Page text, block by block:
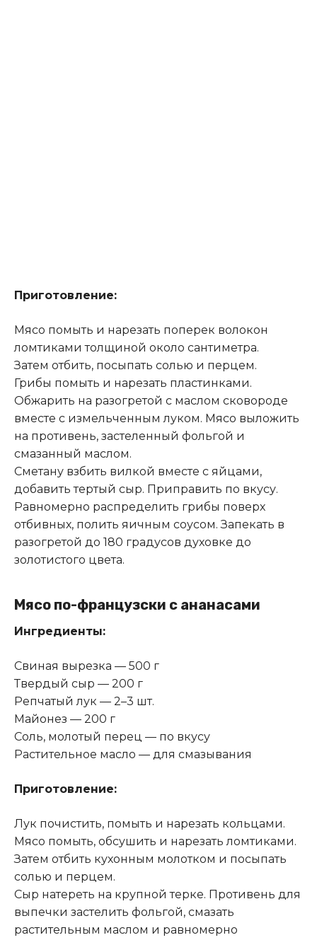
Приготовление:
Мясо помыть и нарезать поперек волокон
ломтиками толщиной около сантиметра.
Затем отбить, посыпать солью и перцем.
Грибы помыть и нарезать пластинками.
Обжарить на разогретой с маслом сковороде
вместе с измельченным луком. Мясо выложить
на противень, застеленный фольгой и
смазанный маслом.
Сметану взбить вилкой вместе с яйцами,
добавить тертый сыр. Приправить по вкусу.
Равномерно распределить грибы поверх
отбивных, полить яичным соусом. Запекать в
разогретой до 180 градусов духовке до
золотистого цвета.
Мясо по-французски с ананасами
Ингредиенты:
Свиная вырезка — 500 г
Твердый сыр — 200 г
Репчатый лук — 2–3 шт.
Майонез — 200 г
Соль, молотый перец — по вкусу
Растительное масло — для смазывания
Приготовление:
Лук почистить, помыть и нарезать кольцами.
Мясо помыть, обсушить и нарезать ломтиками.
Затем отбить кухонным молотком и посыпать
солью и перцем.
Сыр натереть на крупной терке. Противень для
выпечки застелить фольгой, смазать
растительным маслом и равномерно